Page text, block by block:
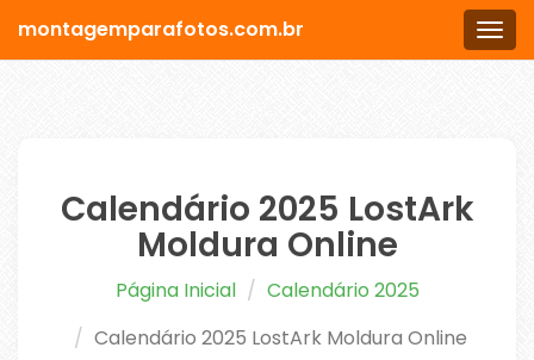
Menu
montagemparafotos.com.br
Calendário 2025 LostArk
Moldura Online
Página Inicial
Calendário 2025
Calendário 2025 LostArk Moldura Online